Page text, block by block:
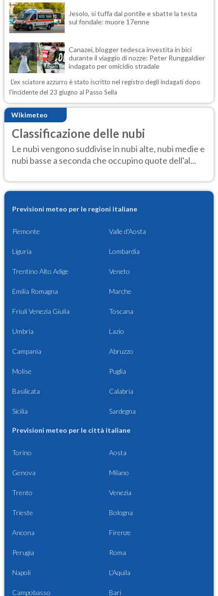
Jesolo, si tuffa dal pontile e sbatte la testa
sul fondale: muore 17enne
Canazei, blogger tedesca investita in bici
durante il viaggio di nozze: Peter Runggaldier
indagato per omicidio stradale
L'ex sciatore azzurro è stato iscritto nel registro degli indagati dopo
l'incidente del 23 giugno al Passo Sella
Wikimeteo
Classificazione delle nubi
Le nubi vengono suddivise in nubi alte, nubi medie e
nubi basse a seconda che occupino quote dell'al...
Previsioni meteo per le regioni italiane
Piemonte Valle d'Aosta
Liguria Lombardia
Trentino Alto Adige Veneto
Emilia Romagna Marche
Friuli Venezia Giulia Toscana
Umbria Lazio
Campania Abruzzo
Molise Puglia
Basilicata Calabria
Sicilia Sardegna
Previsioni meteo per le città italiane
Torino Aosta
Genova Milano
Trento Venezia
Trieste Bologna
Ancona Firenze
Perugia Roma
Napoli L'Aquila
Campobasso Bari